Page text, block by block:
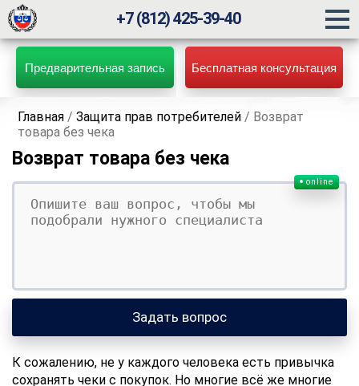
Предварительная запись Бесплатная консультация
+7 (812) 425-39-40
Главная /Защита прав потребителей / Возврат
товара без чека
Возврат товара без чека
Ваш вопрос
Ваше имя
Ваши контакты
online
Задать вопрос
К сожалению, не у каждого человека есть привычка
сохранять чеки с покупок. Но многие всё же многие